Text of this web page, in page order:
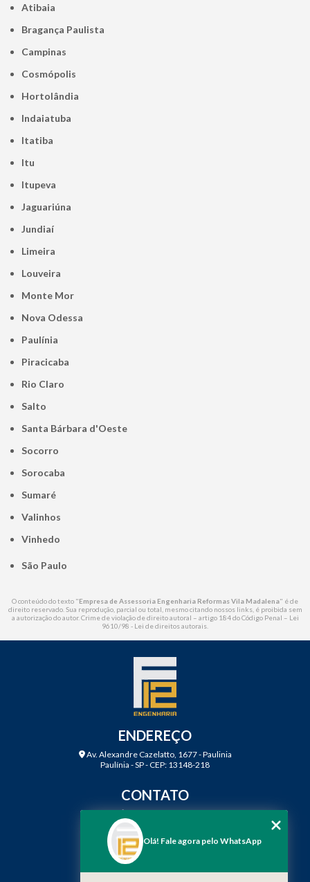
Atibaia
Bragança Paulista
Campinas
Cosmópolis
Hortolândia
Indaiatuba
Itatiba
Itu
Itupeva
Jaguariúna
Jundiaí
Limeira
Louveira
Monte Mor
Nova Odessa
Paulínia
Piracicaba
Rio Claro
Salto
Santa Bárbara d'Oeste
Socorro
Sorocaba
Sumaré
Valinhos
Vinhedo
São Paulo
O conteúdo do texto "Empresa de Assessoria Engenharia Reformas Vila Madalena" é de
direito reservado. Sua reprodução, parcial ou total, mesmo citando nossos links, é proibida sem
a autorização do autor. Crime de violação de direito autoral – artigo 184 do Código Penal – Lei
9610/98 - Lei de direitos autorais
ENDEREÇO
Av. Alexandre Cazelatto, 1677 - Paulinia
Paulínia - SP - CEP: 13148-218
CONTATO
(19) 99968-7979
contato@f12engenharia.com.br
MENU
Olá! Fale agora pelo WhatsApp